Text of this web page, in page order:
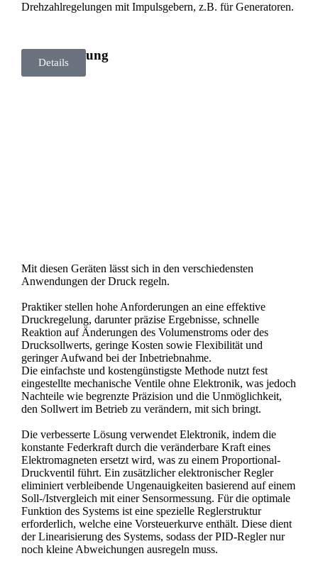
Drehzahlregelungen mit Impulsgebern, z.B. für Generatoren.
Druckregelung
Mit diesen Geräten lässt sich in den verschiedensten
Anwendungen der Druck regeln.
Praktiker stellen hohe Anforderungen an eine effektive
Druckregelung, darunter präzise Ergebnisse, schnelle
Reaktion auf Änderungen des Volumenstroms oder des
Drucksollwerts, geringe Kosten sowie Flexibilität und
geringer Aufwand bei der Inbetriebnahme.
Die einfachste und kostengünstigste Methode nutzt fest
eingestellte mechanische Ventile ohne Elektronik, was jedoch
Nachteile wie begrenzte Präzision und die Unmöglichkeit,
den Sollwert im Betrieb zu verändern, mit sich bringt.
Die verbesserte Lösung verwendet Elektronik, indem die
konstante Federkraft durch die veränderbare Kraft eines
Elektromagneten ersetzt wird, was zu einem Proportional-
Druckventil führt. Ein zusätzlicher elektronischer Regler
eliminiert verbleibende Ungenauigkeiten basierend auf einem
Soll-/Istvergleich mit einer Sensormessung. Für die optimale
Funktion des Systems ist eine spezielle Reglerstruktur
erforderlich, welche eine Vorsteuerkurve enthält. Diese dient
der Linearisierung des Systems, sodass der PID-Regler nur
noch kleine Abweichungen ausregeln muss.
Details